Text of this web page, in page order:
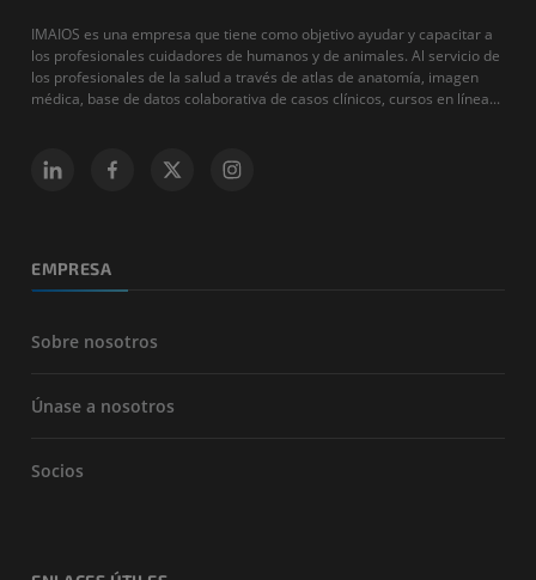
IMAIOS es una empresa que tiene como objetivo ayudar y capacitar a
los profesionales cuidadores de humanos y de animales. Al servicio de
los profesionales de la salud a través de atlas de anatomía, imagen
médica, base de datos colaborativa de casos clínicos, cursos en línea...
EMPRESA
Sobre nosotros
Únase a nosotros
Socios